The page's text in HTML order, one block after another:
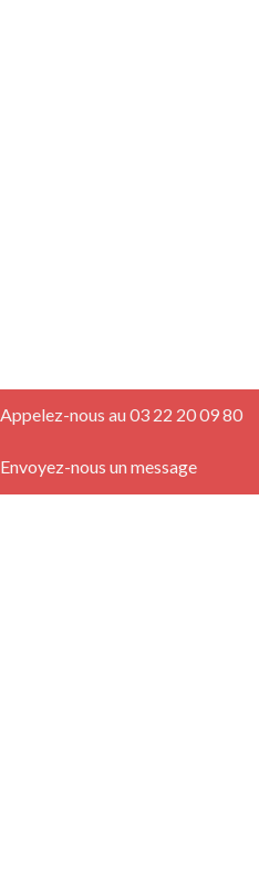
Appelez-nous au 03 22 20 09 80
Envoyez-nous un message